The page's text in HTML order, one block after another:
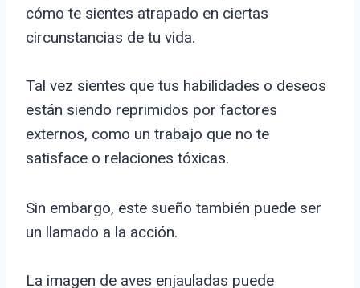
cómo te sientes atrapado en ciertas
circunstancias de tu vida.
Tal vez sientes que tus habilidades o deseos
están siendo reprimidos por factores
externos, como un trabajo que no te
satisface o relaciones tóxicas.
Sin embargo, este sueño también puede ser
un llamado a la acción.
La imagen de aves enjauladas puede